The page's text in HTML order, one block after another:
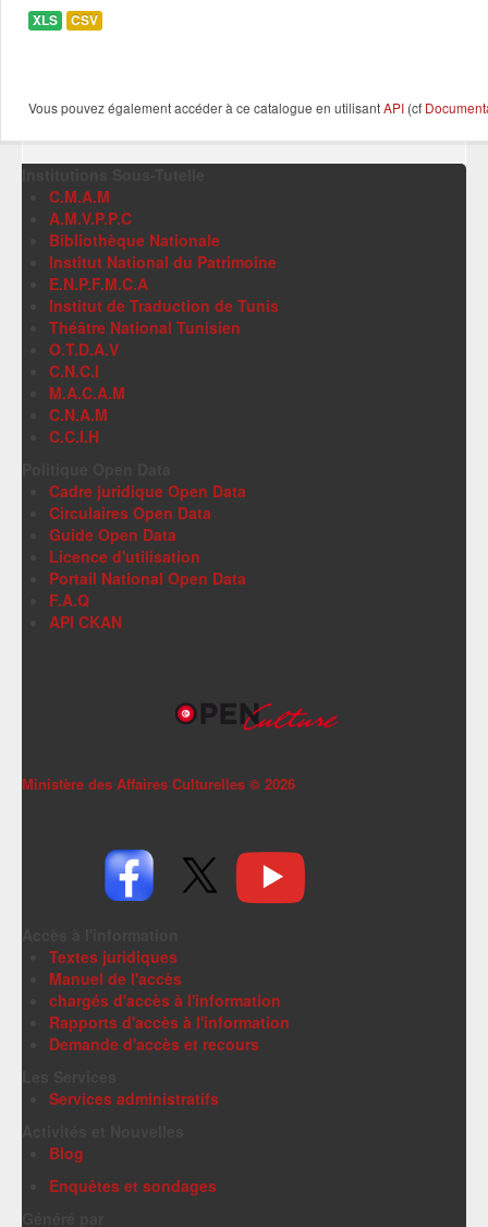
XLS CSV
Vous pouvez également accéder à ce catalogue en utilisantAPI (cf
C.M.A.M
A.M.V.P.P.C
Bibliothèque Nationale
Institut National du Patrimoine
E.N.P.F.M.C.A
Institut de Traduction de Tunis
Théâtre National Tunisien
O.T.D.A.V
C.N.C.I
M.A.C.A.M
C.N.A.M
C.C.I.H
Cadre juridique Open Data
Circulaires Open Data
Guide Open Data
Licence d'utilisation
Portail National Open Data
F.A.Q
API CKAN
Ministère des Affaires Culturelles © 2026
Textes juridiques
Manuel de l'accès
chargés d'accès à l'information
Rapports d'accès à l'information
Demande d'accès et recours
Services administratifs
Blog
Enquêtes et sondages